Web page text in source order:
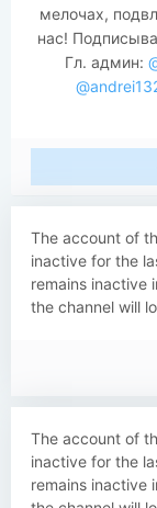
мелочах,
нас!
Гл. админ:
The account of
inactive for the
remains inactive
the channel will
The account of
inactive for the
remains inactive